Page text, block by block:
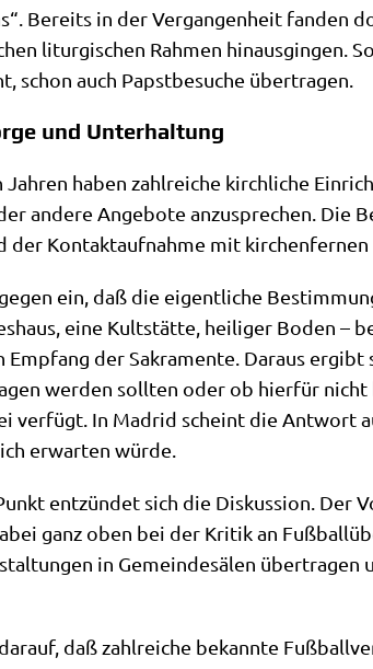
Bereits in der Ver­gan­gen­heit fan­den
lit­ur­gi­schen Rah­men hin­aus­gin­gen.
schon auch Papst­be­su­che übertragen.
und Unterhaltung
Jah­ren haben zahl­rei­che kirch­li­che
ande­re Ange­bo­te anzu­spre­chen. Die
der Kon­takt­auf­nah­me mit kir­chen­fer­nen
ein, daß die eigent­li­che
eine Kult­stät­te, hei­li­ger Boden –
der Sakra­men­te. Dar­aus
wer­den soll­ten oder ob hier­für
ver­fügt. In Madrid scheint die Ant­wort
erwar­ten würde.
ent­zün­det sich die Dis­kus­si­on.
ganz oben bei der Kri­tik an
in Gemein­de­sä­len über­tra­gen
daß zahl­rei­che bekann­te